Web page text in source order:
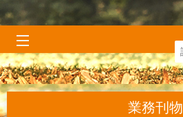
:::
業務刊物